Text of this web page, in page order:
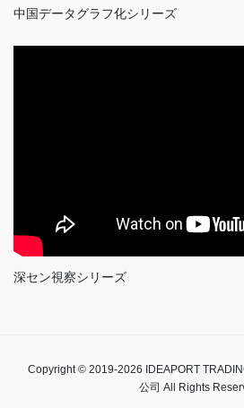
中国データグラフ化シリーズ
深セン視察シリーズ
Copyright © 2019-2026 IDEAPORT
公司 All Rights